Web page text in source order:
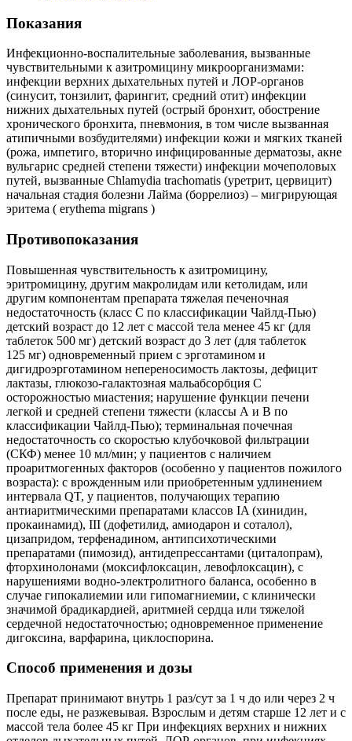
Показания
Инфекционно-воспалительные заболевания, вызванные
чувствительными к азитромицину микроорганизмами:
инфекции верхних дыхательных путей и ЛОР-органов
(синусит, тонзилит, фарингит, средний отит) инфекции
нижних дыхательных путей (острый бронхит, обострение
хронического бронхита, пневмония, в том числе вызванная
атипичными возбудителями) инфекции кожи и мягких тканей
(рожа, импетиго, вторично инфицированные дерматозы, акне
вульгарис средней степени тяжести) инфекции мочеполовых
путей, вызванные Chlamydia trachomatis (уретрит, цервицит)
начальная стадия болезни Лайма (боррелиоз) – мигрирующая
эритема ( erythema migrans )
Противопоказания
Повышенная чувствительность к азитромицину,
эритромицину, другим макролидам или кетолидам, или
другим компонентам препарата тяжелая печеночная
недостаточность (класс С по классификации Чайлд-Пью)
детский возраст до 12 лет с массой тела менее 45 кг (для
таблеток 500 мг) детский возраст до 3 лет (для таблеток
125 мг) одновременный прием с эрготамином и
дигидроэрготамином непереносимость лактозы, дефицит
лактазы, глюкозо-галактозная мальабсорбция С
осторожностью миастения; нарушение функции печени
легкой и средней степени тяжести (классы А и В по
классификации Чайлд-Пью); терминальная почечная
недостаточность со скоростью клубочковой фильтрации
(СКФ) менее 10 мл/мин; у пациентов с наличием
проаритмогенных факторов (особенно у пациентов пожилого
возраста): с врожденным или приобретенным удлинением
интервала QT, у пациентов, получающих терапию
антиаритмическими препаратами классов IA (хинидин,
прокаинамид), III (дофетилид, амиодарон и соталол),
цизапридом, терфенадином, антипсихотическими
препаратами (пимозид), антидепрессантами (циталопрам),
фторхинолонами (моксифлоксацин, левофлоксацин), с
нарушениями водно-электролитного баланса, особенно в
случае гипокалиемии или гипомагниемии, с клинически
значимой брадикардией, аритмией сердца или тяжелой
сердечной недостаточностью; одновременное применение
дигоксина, варфарина, циклоспорина.
Способ применения и дозы
Препарат принимают внутрь 1 раз/сут за 1 ч до или через 2 ч
после еды, не разжевывая. Взрослым и детям старше 12 лет и с
массой тела более 45 кг При инфекциях верхних и нижних